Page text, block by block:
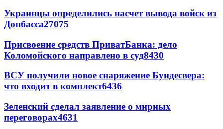
Украинцы определились насчет вывода войск из
Донбасса27075
Присвоение средств ПриватБанка: дело
Коломойского направлено в суд8430
ВСУ получили новое снаряжение Бундесвера:
что входит в комплект6436
Зеленский сделал заявление о мирных
переговорах4631